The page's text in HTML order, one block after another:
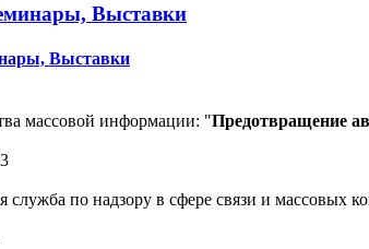
Выставки
Выставки
массовой информации: "Предотвращение
служба по надзору в сфере связи и массовых